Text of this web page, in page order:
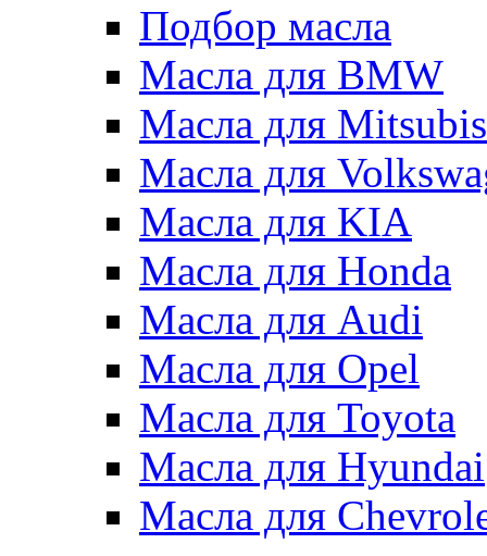
Подбор масла
Масла для BMW
Масла для
Масла для
Масла для KIA
Масла для Honda
Масла для Audi
Масла для Opel
Масла для Toyota
Масла для Hyundai
Масла для